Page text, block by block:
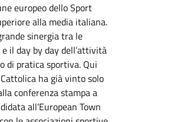
europeo dello Sport
alla media italiana.
sinergia tra le
il day by day dell’attività
di pratica sportiva. Qui
ha già vinto solo
conferenza stampa a
all’European Town